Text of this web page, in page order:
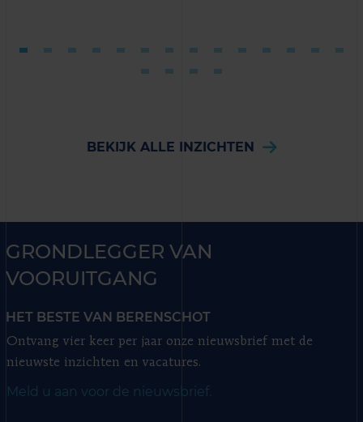
BEKIJK ALLE INZICHTEN
GRONDLEGGER VAN
VOORUITGANG
HET BESTE VAN BERENSCHOT
Ontvang vier keer per jaar onze nieuwsbrief met de
nieuwste inzichten en vacatures.
Meld u aan voor de nieuwsbrief.